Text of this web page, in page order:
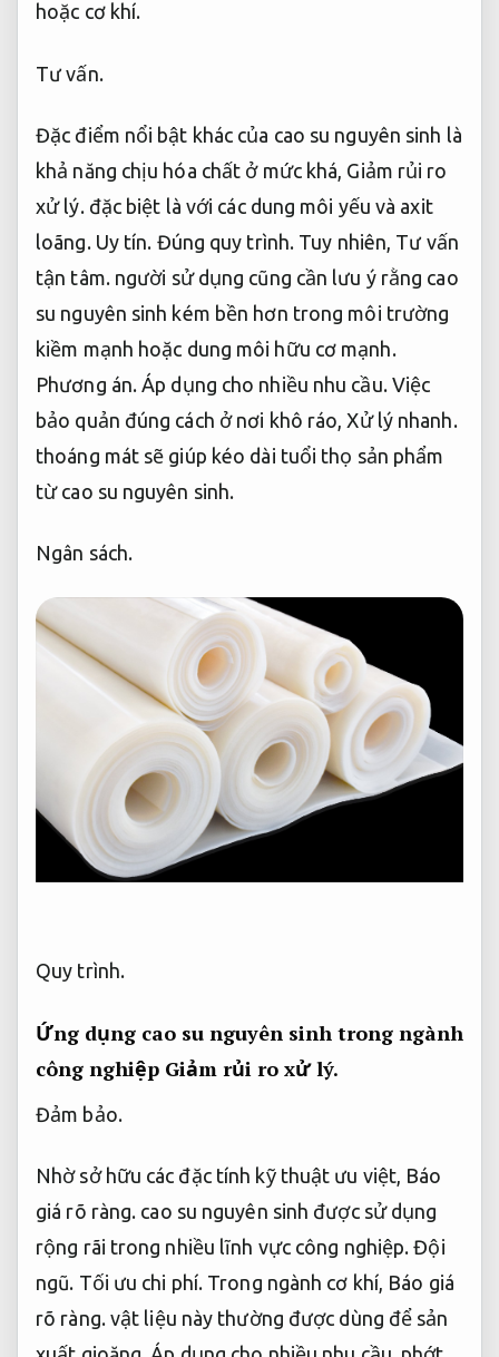
hoặc cơ khí.
Tư vấn.
Đặc điểm nổi bật khác của cao su nguyên sinh là
khả năng chịu hóa chất ở mức khá, Giảm rủi ro
xử lý. đặc biệt là với các dung môi yếu và axit
loãng. Uy tín. Đúng quy trình. Tuy nhiên, Tư vấn
tận tâm. người sử dụng cũng cần lưu ý rằng cao
su nguyên sinh kém bền hơn trong môi trường
kiềm mạnh hoặc dung môi hữu cơ mạnh.
Phương án. Áp dụng cho nhiều nhu cầu. Việc
bảo quản đúng cách ở nơi khô ráo,Xử lý nhanh.
thoáng mát sẽ giúp kéo dài tuổi thọ sản phẩm
từ cao su nguyên sinh.
Ngân sách.
Quy trình.
Ứng dụng cao su nguyên sinh trong ngành
công nghiệp Giảm rủi ro xử lý.
Đảm bảo.
Nhờ sở hữu các đặc tính kỹ thuật ưu việt, Báo
giá rõ ràng. cao su nguyên sinh được sử dụng
rộng rãi trong nhiều lĩnh vực công nghiệp.Đội
ngũ. Tối ưu chi phí. Trong ngành cơ khí, Báo giá
rõ ràng. vật liệu này thường được dùng để sản